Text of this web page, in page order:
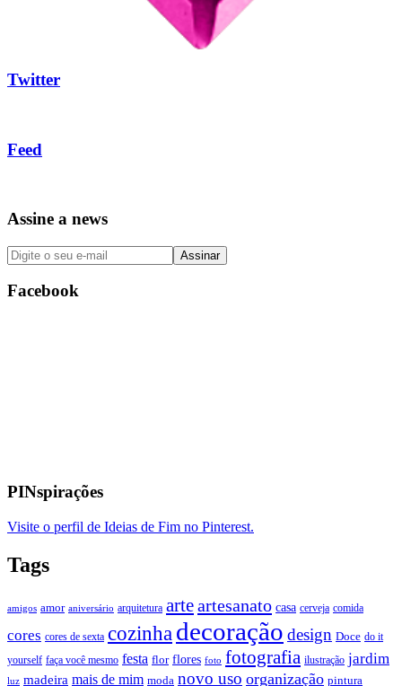
Twitter
Feed
Assine a news
Facebook
PINspirações
Visite o perfil de Ideias de Fim no Pinterest.
Tags
amigos amor aniversário arquitetura arteartesanato casa cerveja comida
cores cores de sexta cozinhadecoração design Doce do it
yourself faça você mesmo festa flor flores foto fotografia ilustração jardim
luz madeira mais de mim moda novo uso organização pintura